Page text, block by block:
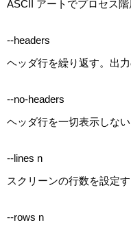
ASCII アートでプロセス階
--headers
ヘッダ行を繰り返す。出力
--no-headers
ヘッダ行を一切表示しない
--lines n
スクリーンの行数を設定す
--rows n